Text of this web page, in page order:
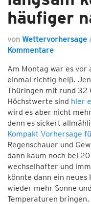
häufiger
von Wettervorhersage
Kommentare
Am Montag war es vor
einmal richtig heiß.
Thüringen mit rund 32
Höchstwerte sind hier
wird es aber nicht
denn es sickert
Kompakt Vorhersage
Regenschauer und
dann kaum noch bei
wechselhafter und
könnte dann ein
wieder mehr Sonne
Temperaturen bringen.